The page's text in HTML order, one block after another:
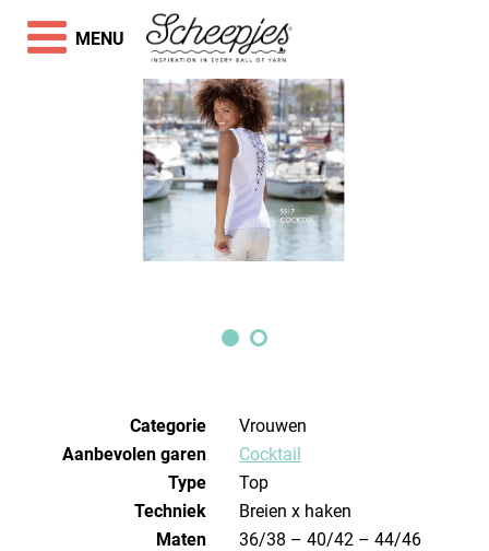
Categorie
Vrouwen
Aanbevolen garen
Cocktail
Type
Top
Techniek
breien x haken
Maten
36/38 – 40/42 – 44/46
MENU